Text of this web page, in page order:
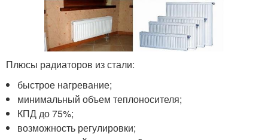
Плюсы радиаторов из стали:
быстрое нагревание;
минимальный объем теплоносителя;
КПД до 75%;
возможность регулировки;